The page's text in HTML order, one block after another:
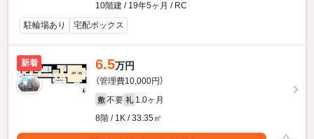
10階建 / 19年5ヶ月 / RC
駐輪場あり
宅配ボックス
新着 6.5万円
（管理費10,000円）
敷 不要 礼 1.0ヶ月
8階 / 1K / 33.35㎡